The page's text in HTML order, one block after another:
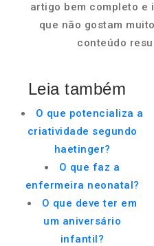
artigo bem completo e
que não gostam
conteúdo
Leia também
O que potencializa a
criatividade segundo
haetinger?
O que faz a
enfermeira neonatal?
O que deve ter em
um aniversário
infantil?